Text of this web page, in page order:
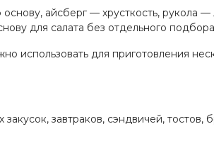
айсберг — хрусткость, рукола
для салата без отдельного
использовать для приготовления
завтраков, сэндвичей, тостов,